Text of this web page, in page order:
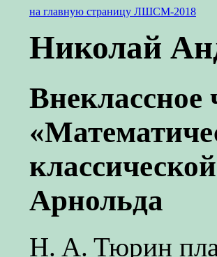
на главную страницу ЛШСМ-2018
Николай
Внеклассное
Арнольда
Н. А. Тюрин